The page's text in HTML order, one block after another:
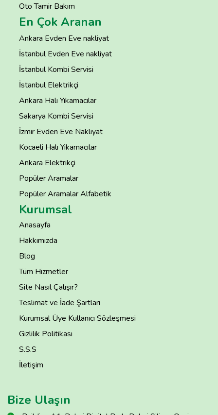
Oto Tamir Bakım
En Çok Aranan
Ankara Evden Eve nakliyat
İstanbul Evden Eve nakliyat
İstanbul Kombi Servisi
İstanbul Elektrikçi
Ankara Halı Yıkamacılar
Sakarya Kombi Servisi
İzmir Evden Eve Nakliyat
Kocaeli Halı Yıkamacılar
Ankara Elektrikçi
Popüler Aramalar
Popüler Aramalar Alfabetik
Kurumsal
Anasayfa
Hakkımızda
Blog
Tüm Hizmetler
Site Nasıl Çalışır?
Teslimat ve İade Şartları
Kurumsal Üye Kullanıcı Sözleşmesi
Gizlilik Politikası
S.S.S
İletişim
Bize Ulaşın